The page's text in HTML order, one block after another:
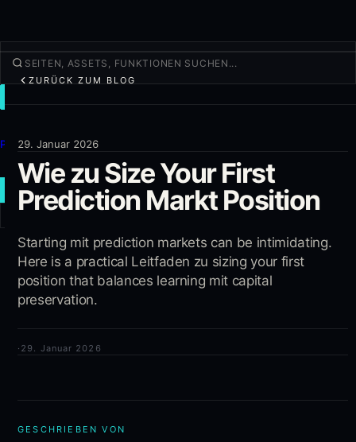
Produkte
Mehr
NEUER TRADE
Anmelden REGISTRIEREN
ZURÜCK ZUM BLOG
29. Januar 2026
Wie zu Size Your First
Prediction Markt Position
Starting mit prediction markets can be intimidating.
Here is a practical Leitfaden zu sizing your first
position that balances learning mit capital
preservation.
· 29. Januar 2026
GESCHRIEBEN VON